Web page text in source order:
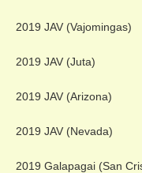
2019 JAV (Vajomingas)
2019 JAV (Juta)
2019 JAV (Arizona)
2019 JAV (Nevada)
2019 Galapagai (San